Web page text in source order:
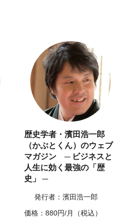
歴史学者・濱田浩一郎
（かぶとくん）のウェブ
マガジン ─ ビジネスと
人生に効く最強の「歴
史」 ─
発行者：濱田浩一郎
価格：880円/月（税込）